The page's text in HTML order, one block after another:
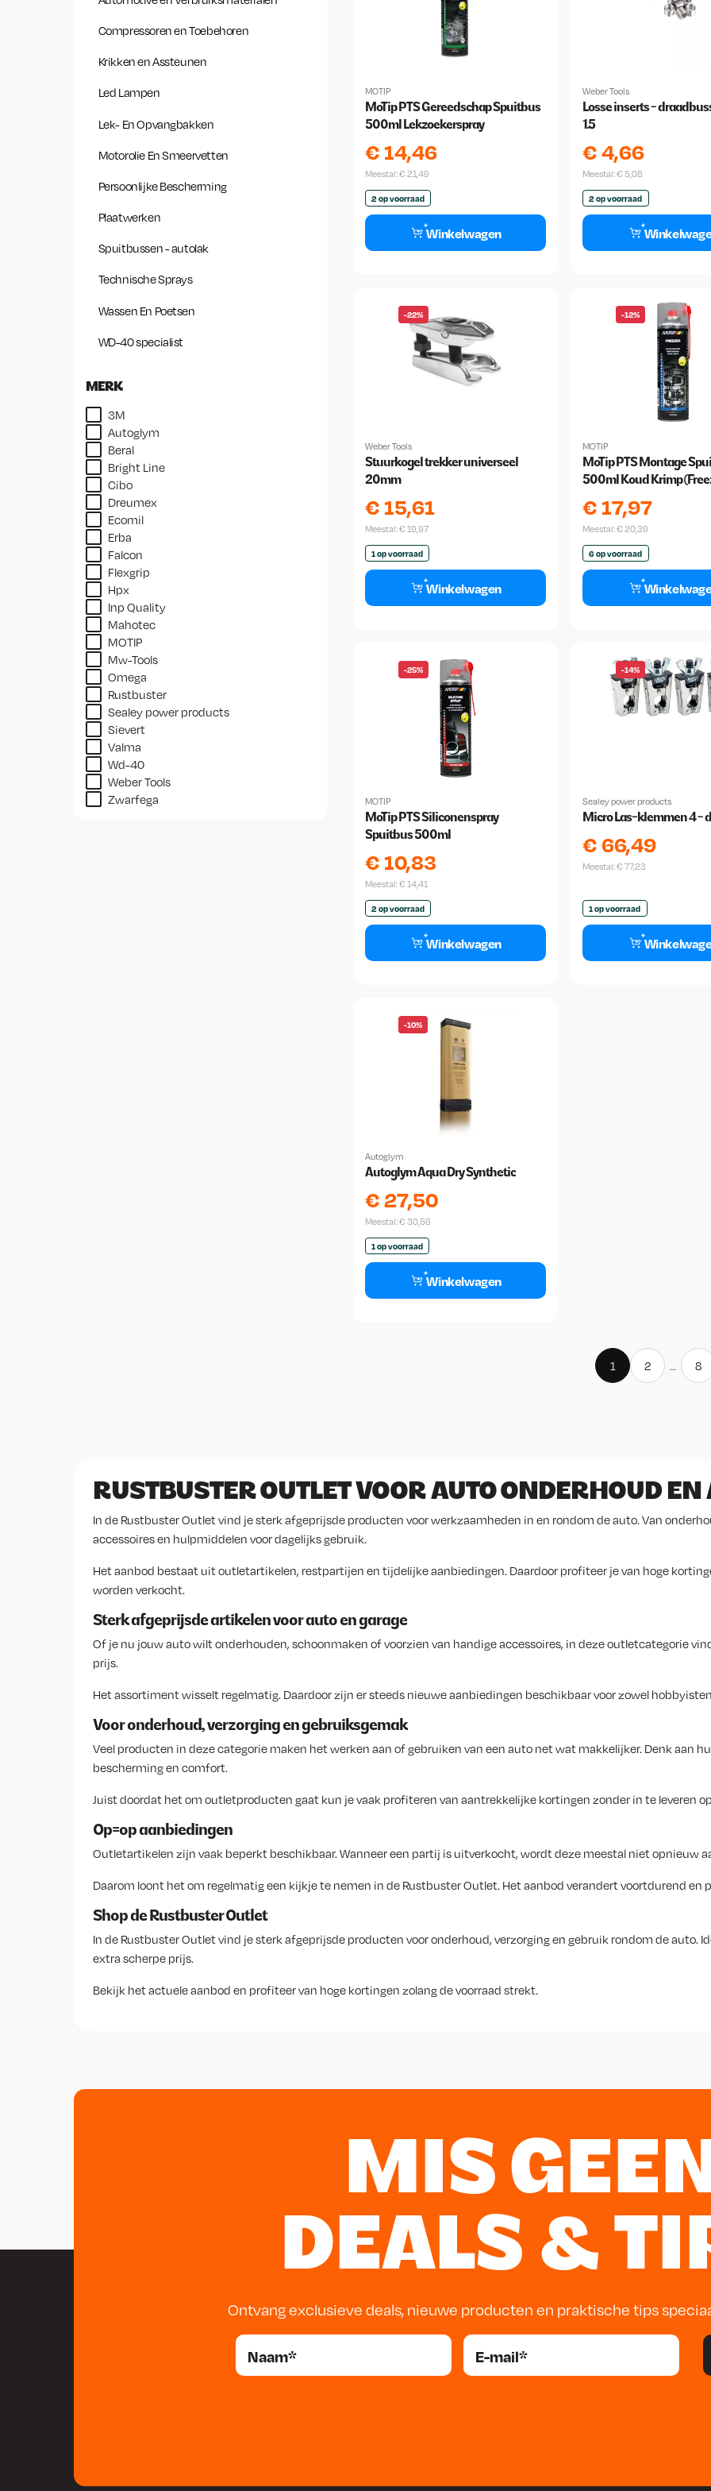
Compressoren en Toebehoren
Krikken en Assteunen
Led Lampen
Lek- En Opvangbakken
Motorolie En Smeervetten
Persoonlijke Bescherming
Plaatwerken
Spuitbussen - autolak
Technische Sprays
Wassen En Poetsen
WD-40 specialist
MERK
3M
Autoglym
Beral
Bright Line
Cibo
Dreumex
Ecomil
Erba
Falcon
Flexgrip
Hpx
Inp Quality
Mahotec
MOTIP
Mw-Tools
Omega
Rustbuster
Sealey power products
Sievert
Valma
Wd-40
Weber Tools
Zwarfega
MOTIP
MoTip PTS Gereedschap Spuitbus
500ml Lekzoekerspray
€14,46
Meestal:€ 21,49
2 op voorraad
Winkelwagen
Weber Tools
Losse inserts -
1.5
€4,66
Meestal:€ 5,08
2 op voorraad
-22%
Weber Tools
Stuurkogel trekker universeel
20mm
€15,61
Meestal:€ 19,97
1 op voorraad
Winkelwagen
-12%
MOTIP
MoTip PTS Montage
500ml Koud Krimp
€17,97
Meestal:€ 20,39
6 op voorraad
-25%
MOTIP
MoTip PTS Siliconenspray
Spuitbus 500ml
€10,83
Meestal:€ 14,41
2 op voorraad
Winkelwagen
-14%
Sealey power products
Micro Las-klemmen 4 -
€66,49
Meestal:€ 77,23
1 op voorraad
-10%
Autoglym
Autoglym Aqua Dry Synthetic
€27,50
Meestal:€ 30,56
1 op voorraad
Winkelwagen
1 2 … 8
RUSTBUSTER OUTLET VOOR AUTO ONDERHOUD
In de Rustbuster Outlet vind je sterk afgeprijsde producten voor werkzaamheden in en rondom de auto. Van
accessoires en hulpmiddelen voor dagelijks gebruik.
Het aanbod bestaat uit outletartikelen, restpartijen en tijdelijke aanbiedingen. Daardoor profiteer je van hoge
worden verkocht.
Sterk afgeprijsde artikelen voor auto en garage
Of je nu jouw auto wilt onderhouden, schoonmaken of voorzien van handige accessoires, in deze outletcategorie
prijs.
Het assortiment wisselt regelmatig. Daardoor zijn er steeds nieuwe aanbiedingen beschikbaar voor zowel
Voor onderhoud, verzorging en gebruiksgemak
Veel producten in deze categorie maken het werken aan of gebruiken van een auto net wat makkelijker. Denk aan
bescherming en comfort.
Juist doordat het om outletproducten gaat kun je vaak profiteren van aantrekkelijke kortingen zonder in te leveren
Op=op aanbiedingen
Outletartikelen zijn vaak beperkt beschikbaar. Wanneer een partij is uitverkocht, wordt deze meestal niet opnieuw
Daarom loont het om regelmatig een kijkje te nemen in de Rustbuster Outlet. Het aanbod verandert voortdurend en
Shop de Rustbuster Outlet
In de Rustbuster Outlet vind je sterk afgeprijsde producten voor onderhoud, verzorging en gebruik rondom de auto.
extra scherpe prijs.
Bekijk het actuele aanbod en profiteer van hoge kortingen zolang de voorraad strekt.
MIS
DEALS &
Ontvang exclusieve deals, nieuwe producten en praktische tips